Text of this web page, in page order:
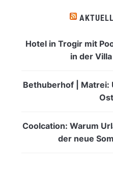
Hotel in Trogir mit
in der
Bethuberhof | Matrei:
Coolcation: Warum
der neue